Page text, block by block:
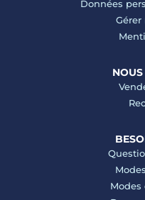
Données
Gérer